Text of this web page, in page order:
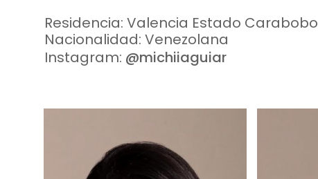
Residencia: Valencia Estado Carabobo
Nacionalidad: Venezolana
Instagram: @michiiaguiar